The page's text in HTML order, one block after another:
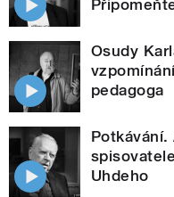
Osudy
pedagoga
Uhdeho